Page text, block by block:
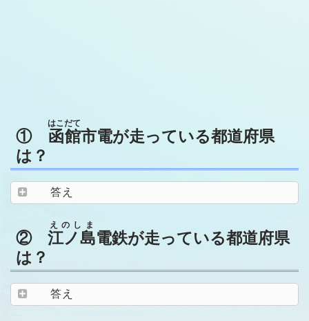
① 函館
はこだて
市電が走っている都道府県
は？
答え
② 江ノ島
えのしま
電鉄が走っている都道府県
は？
答え